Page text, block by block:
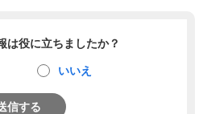
は役に立ちましたか？
いいえ
信する